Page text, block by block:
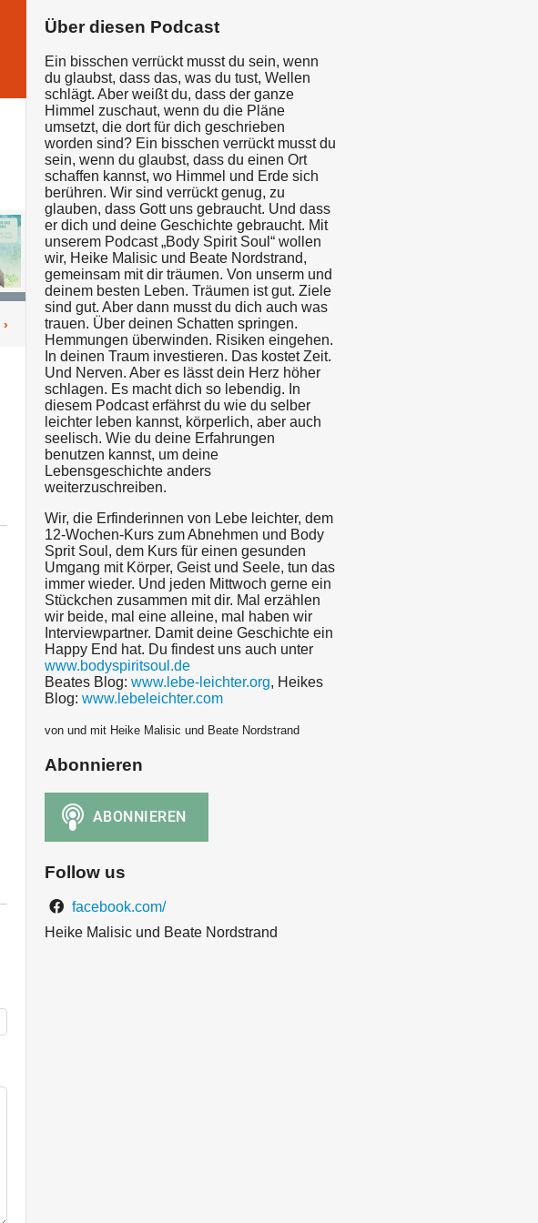
›
Über diesen Podcast
Ein bisschen verrückt musst du sein, wenn
du glaubst, dass das, was du tust, Wellen
schlägt. Aber weißt du, dass der ganze
Himmel zuschaut, wenn du die Pläne
umsetzt, die dort für dich geschrieben
worden sind? Ein bisschen verrückt musst du
sein, wenn du glaubst, dass du einen Ort
schaffen kannst, wo Himmel und Erde sich
berühren. Wir sind verrückt genug, zu
glauben, dass Gott uns gebraucht. Und dass
er dich und deine Geschichte gebraucht. Mit
unserem Podcast „Body Spirit Soul“ wollen
wir, Heike Malisic und Beate Nordstrand,
gemeinsam mit dir träumen. Von unserm und
deinem besten Leben. Träumen ist gut. Ziele
sind gut. Aber dann musst du dich auch was
trauen. Über deinen Schatten springen.
Hemmungen überwinden. Risiken eingehen.
In deinen Traum investieren. Das kostet Zeit.
Und Nerven. Aber es lässt dein Herz höher
schlagen. Es macht dich so lebendig. In
diesem Podcast erfährst du wie du selber
leichter leben kannst, körperlich, aber auch
seelisch. Wie du deine Erfahrungen
benutzen kannst, um deine
Lebensgeschichte anders
weiterzuschreiben.
Wir, die Erfinderinnen von Lebe leichter, dem
12-Wochen-Kurs zum Abnehmen und Body
Sprit Soul, dem Kurs für einen gesunden
Umgang mit Körper, Geist und Seele, tun das
immer wieder. Und jeden Mittwoch gerne ein
Stückchen zusammen mit dir. Mal erzählen
wir beide, mal eine alleine, mal haben wir
Interviewpartner. Damit deine Geschichte ein
Happy End hat. Du findest uns auch unter
www.bodyspiritsoul.de
Beates Blog: www.lebe-leichter.org, Heikes
Blog: www.lebeleichter.com
von und mit Heike Malisic und Beate Nordstrand
Abonnieren
Follow us
facebook.com/
Heike Malisic und Beate Nordstrand